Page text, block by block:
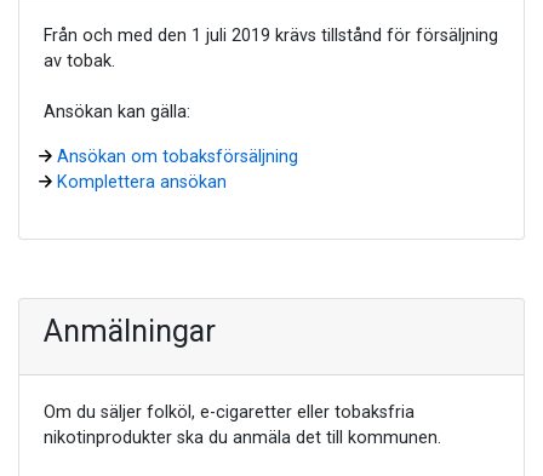
Från och med den 1 juli 2019 krävs tillstånd för försäljning
av tobak.
Ansökan kan gälla:
Ansökan om tobaksförsäljning
Komplettera ansökan
Anmälningar
Om du säljer folköl, e-cigaretter eller tobaksfria
nikotinprodukter ska du anmäla det till kommunen.